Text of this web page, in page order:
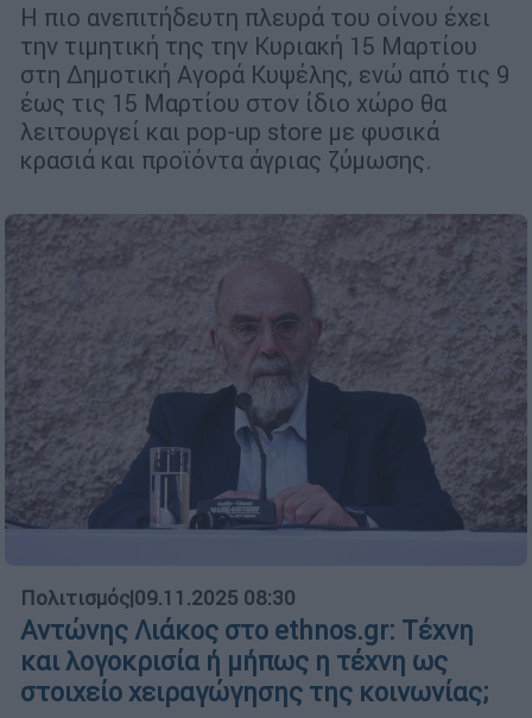
Η πιο ανεπιτήδευτη πλευρά του οίνου έχει
την τιμητική της την Κυριακή 15 Μαρτίου
στη Δημοτική Αγορά Κυψέλης, ενώ από τις 9
έως τις 15 Μαρτίου στον ίδιο χώρο θα
λειτουργεί και pop-up store με φυσικά
κρασιά και προϊόντα άγριας ζύμωσης.
Πολιτισμός|09.11.2025 08:30
Αντώνης Λιάκος στο ethnos.gr: Τέχνη
και λογοκρισία ή μήπως η τέχνη ως
στοιχείο χειραγώγησης της κοινωνίας;